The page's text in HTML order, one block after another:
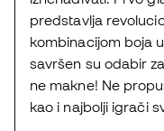
predstavlja
kombinacijom boja
savršen su odabir
ne makne! Ne
kao i najbolji igrači